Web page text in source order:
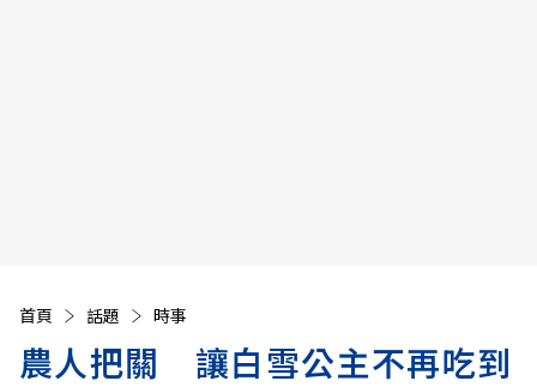
首頁 話題 時事
農人把關 讓白雪公主不再吃到